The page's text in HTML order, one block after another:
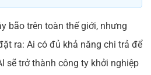
bão trên toàn thế giới, nhưng
ra: Ai có đủ khả năng chi trả để
sẽ trở thành công ty khởi nghiệp